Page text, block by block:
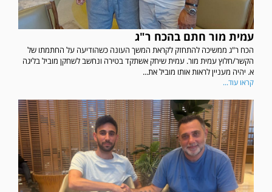
עמית מור חתם בהכח ר"ג
הכח ר"ג ממשיכה להתחזק לקראת המשך העונה כשהודיעה על החתמתו של
הקשר/חלוץ עמית מור. עמית שיחק אשתקד בטירה ונחשב לשחקן מוביל בליגה
א. יהיה מעניין לראות אותו מוביל את...
קראו עוד...